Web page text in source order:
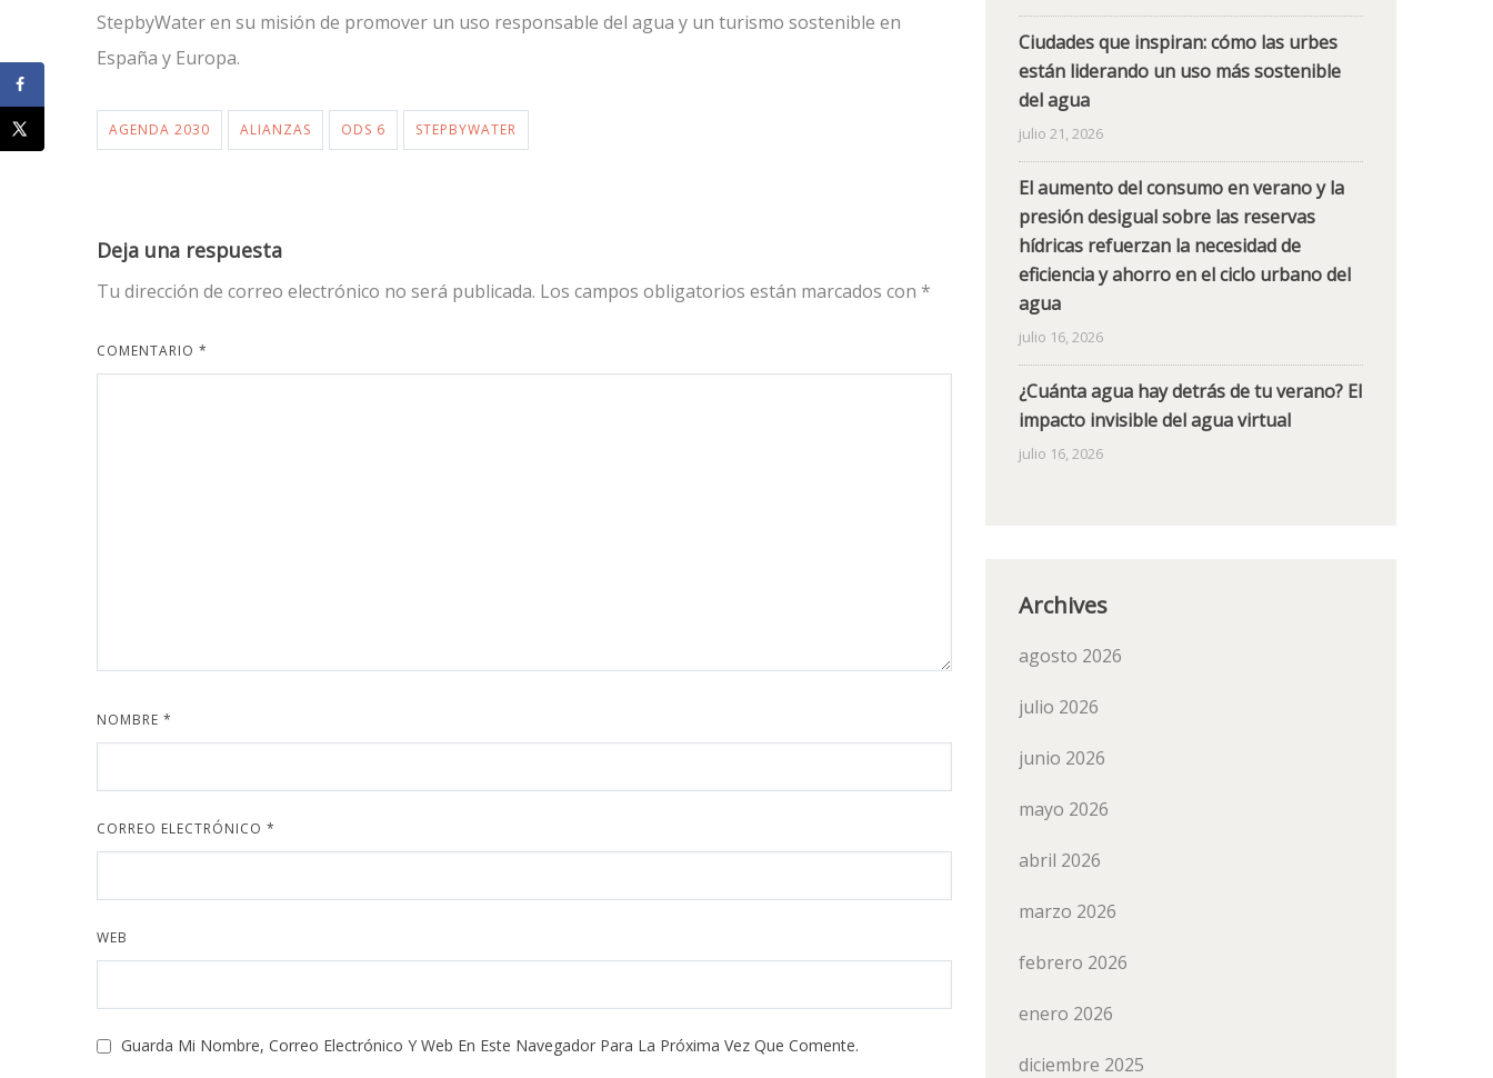
StepbyWater en su misión de promover un uso responsable del agua y un turismo sostenible en
España y Europa.
AGENDA 2030 ALIANZAS ODS 6 STEPBYWATER
Deja una respuesta
Tu dirección de correo electrónico no será publicada. Los campos obligatorios están marcados con *
COMENTARIO *
NOMBRE *
CORREO ELECTRÓNICO *
WEB
Guarda Mi Nombre, Correo Electrónico Y Web En Este Navegador Para La Próxima Vez Que Comente.
Ciudades que inspiran: cómo las urbes
están liderando un uso más sostenible
del agua
julio 21, 2026
El aumento del consumo en verano y la
presión desigual sobre las reservas
hídricas refuerzan la necesidad de
eficiencia y ahorro en el ciclo urbano del
agua
julio 16, 2026
¿Cuánta agua hay detrás de tu verano? El
impacto invisible del agua virtual
julio 16, 2026
Archives
agosto 2026
julio 2026
junio 2026
mayo 2026
abril 2026
marzo 2026
febrero 2026
enero 2026
diciembre 2025